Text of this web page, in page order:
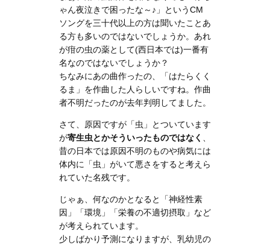
ゃん夜泣きで困ったな～♪」というCM
ソングを三十代以上の方は聞いたことあ
る方も多いのではないでしょうか。あれ
が疳の虫の薬として(西日本では)一番有
名なのではないでしょうか？
ちなみにあの曲作ったの、「はたらくく
るま」を作曲した人らしいですね。作曲
者不明だったのが去年判明してました。
さて、原因ですが「虫」とついています
が寄生虫とかそういったものではなく
昔の日本では原因不明のものや病気には
体内に「虫」がいて悪さをすると考えら
れていた名残です。
じゃぁ、何なのかとなると「神経性素
因」「環境」「栄養の不適切摂取」など
が考えられています。
少しばかり予測になりますが、乳幼児の